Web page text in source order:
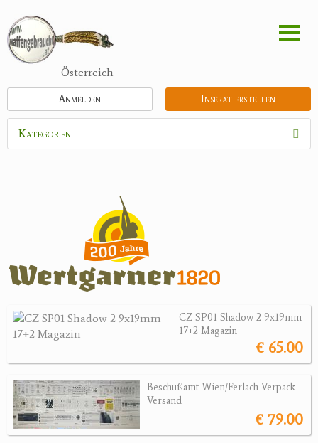
zum
Inhalt
Österreich
Inserat erstellen
Anmelden
Kategorien
Zubehör
Holster, Futterale
Magazine
Messer
Sonstiges Zubehör
CZ SP01 Shadow 2 9x19mm
17+2 Magazin
€ 65.00
Beschußamt Wien/Ferlach Verpack
Versand
€ 79.00